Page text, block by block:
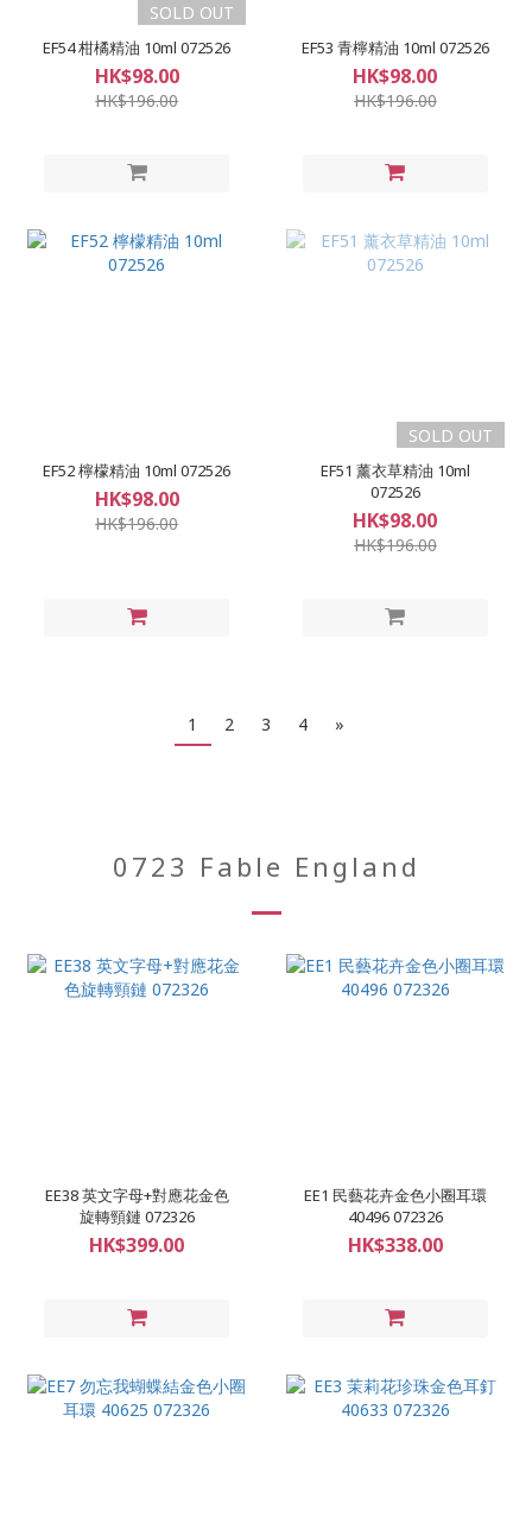
SOLD OUT
EF54 柑橘精油 10ml 072526
HK$98.00
HK$196.00
EF53 青檸精油 10ml 072526
HK$98.00
HK$196.00
EF52 檸檬精油 10ml 072526
HK$98.00
HK$196.00
SOLD OUT
EF51 薰衣草精油 10ml
072526
HK$98.00
HK$196.00
1 2 3 4 »
0723 Fable England
EE38 英文字母+對應花金色
旋轉頸鏈 072326
HK$399.00
EE1 民藝花卉金色小圈耳環
40496 072326
HK$338.00